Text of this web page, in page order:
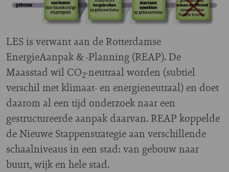
LES is verwant aan de Rotterdamse
EnergieAanpak & -Planning (REAP). De
Maasstad wil CO2-neutraal worden (subtiel
verschil met klimaat- en energieneutraal) en doet
daarom al een tijd onderzoek naar een
gestructureerde aanpak daarvan. REAP koppelde
de Nieuwe Stappenstrategie aan verschillende
schaalniveaus in een stad: van gebouw naar
buurt, wijk en hele stad.